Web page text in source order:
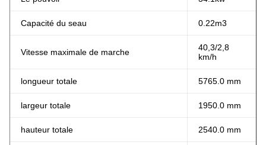
Capacité du seau 0.22m3
Vitesse maximale de marche
40,3/2,8
km/h
longueur totale 5765.0 mm
largeur totale 1950.0 mm
hauteur totale 2540.0 mm